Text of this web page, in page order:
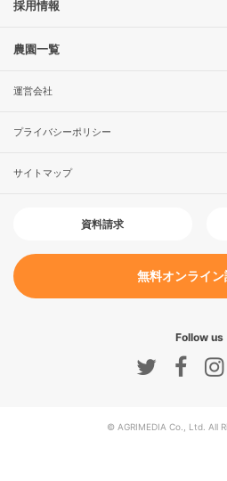
採用情報
農園一覧
運営会社
プライバシーポリシー
サイトマップ
資料請求
無料オンライ
Follow us
© AGRIMEDIA Co., Ltd. All